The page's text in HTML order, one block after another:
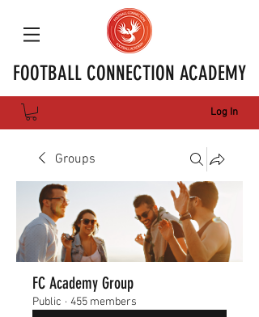
FOOTBALL CONNECTION ACADEMY
Log In
Groups
FC Academy Group
Public · 455 members